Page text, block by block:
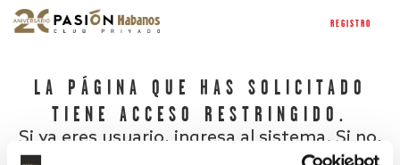
REGISTRO
LA PÁGINA QUE HAS SOLICITADO
TIENE ACCESO RESTRINGIDO.
Si ya eres usuario, ingresa al sistema. Si no,